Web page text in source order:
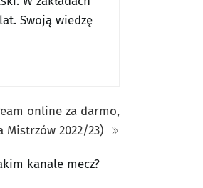
Swoją wiedzę
online za darmo,
2022/23)
kanale mecz?